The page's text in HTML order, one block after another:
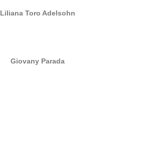
Liliana Toro Adelsohn
Giovany Parada